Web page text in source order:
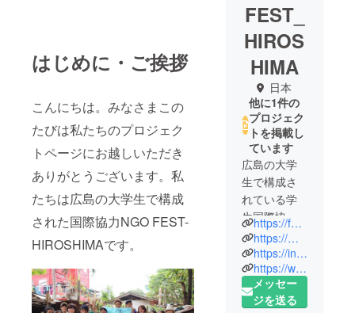
はじめに・ご挨拶
こんにちは。みなさまこの
たびは私たちのプロジェク
トページにお越しいただき
ありがとうございます。私
たちは広島の大学生で構成
された国際協力NGO FEST-
HIROSHIMAです。
FEST_
HIROS
HIMA
日本
他に1件の
プロジェク
トを掲載し
ています
広島の大学
生で構成さ
れている学
生国際協力
団体です。
10月16日～
11月30日ま
でクラウド
ファンディ
https://fest-hiroshima.wixsite.com/-ngo
https://mobile.twitter.com/festhiroshima
https://instagram.com/fest_hiroshima10?igshid=YmMyMTA2M2Y=
https://www.facebook.com/festhiroshima/
メッセー
ジを送る